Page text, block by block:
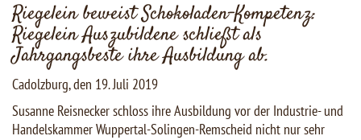
Riegelein beweist Schokoladen-Kompetenz:
Riegelein Auszubildene schließt als
Jahrgangsbeste ihre Ausbildung ab.
Cadolzburg, den 19. Juli 2019
Susanne Reisnecker schloss ihre Ausbildung vor der Industrie- und
Handelskammer Wuppertal-Solingen-Remscheid nicht nur sehr